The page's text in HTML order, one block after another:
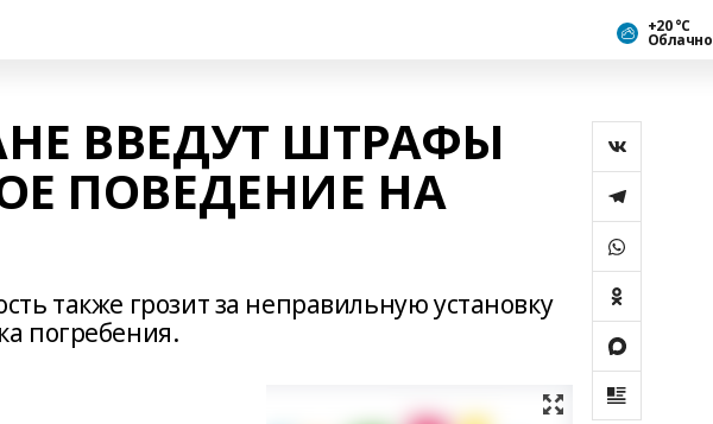
+20 °С
Облачно
ВВЕДУТ ШТРАФЫ
ПОВЕДЕНИЕ НА
также грозит за неправильную установку
погребения.